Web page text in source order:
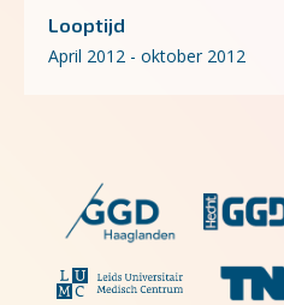
Looptijd
April 2012 - oktober 2012